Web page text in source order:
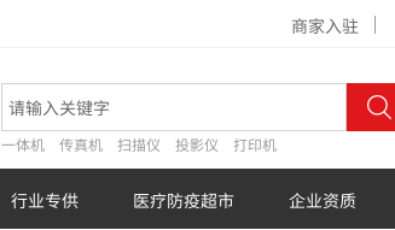
一体机 传真机 扫描仪 投影仪 打印机
商家入驻
行业专供 医疗防疫超市 企业资质